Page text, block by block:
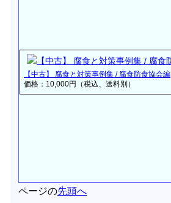
【中古】 腐食と対策事例集 / 腐食防食協会編
価格：10,000円（税込、送料別）
ページの先頭へ